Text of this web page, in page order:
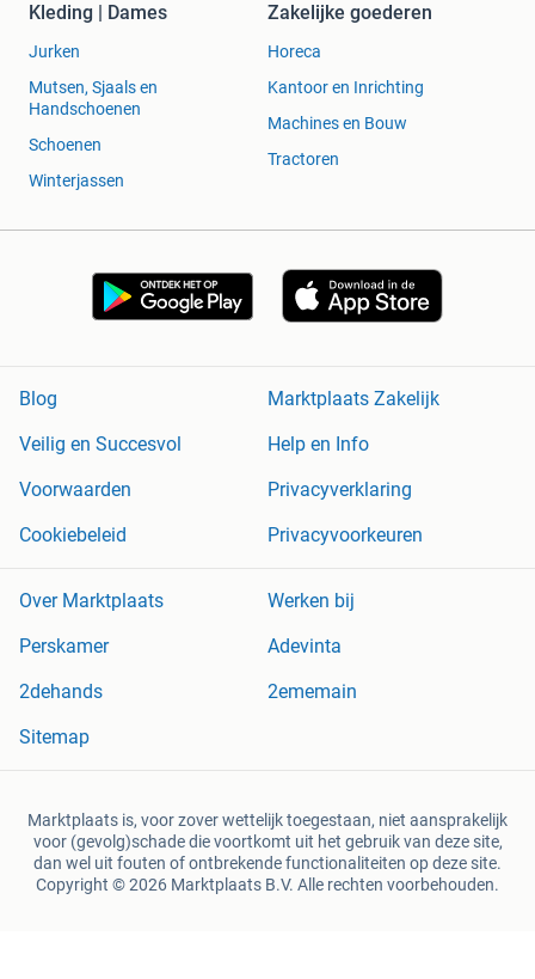
Kleding | Dames
Jurken
Mutsen, Sjaals en
Handschoenen
Schoenen
Winterjassen
Zakelijke goederen
Horeca
Kantoor en Inrichting
Machines en Bouw
Tractoren
Blog
Marktplaats Zakelijk
Veilig en Succesvol
Help en Info
Voorwaarden
Privacyverklaring
Cookiebeleid
Privacyvoorkeuren
Over Marktplaats
Werken bij
Perskamer
Adevinta
2dehands
2ememain
Sitemap
Marktplaats is, voor zover wettelijk toegestaan, niet aansprakelijk
voor (gevolg)schade die voortkomt uit het gebruik van deze site,
dan wel uit fouten of ontbrekende functionaliteiten op deze site.
Copyright © 2026 Marktplaats B.V. Alle rechten voorbehouden.